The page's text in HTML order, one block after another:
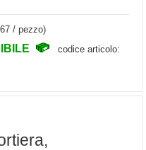
/ pezzo)
codice articolo: